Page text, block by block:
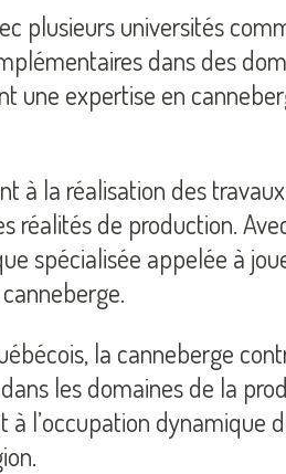
plusieurs universités
dans des
une expertise en
à la réalisation des
réalités de production.
spécialisée appelée à
la canneberge
les domaines de la
l’occupation